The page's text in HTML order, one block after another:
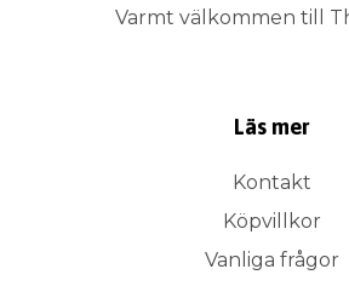
Varmt välkommen till
Läs mer
Kontakt
Köpvillkor
Vanliga frågor